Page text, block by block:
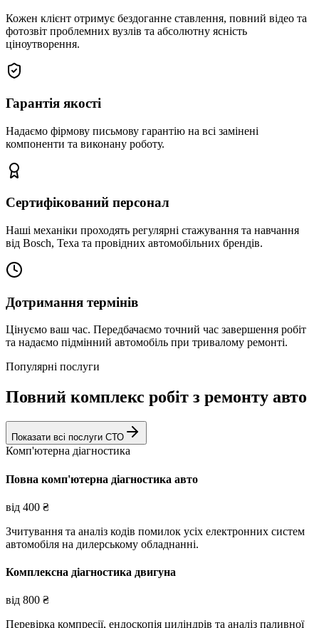
Кожен клієнт отримує бездоганне ставлення, повний відео та
фотозвіт проблемних вузлів та абсолютну ясність
ціноутворення.
Гарантія якості
Надаємо фірмову письмову гарантію на всі замінені
компоненти та виконану роботу.
Сертифікований персонал
Наші механіки проходять регулярні стажування та навчання
від Bosch, Texa та провідних автомобільних брендів.
Дотримання термінів
Цінуємо ваш час. Передбачаємо точний час завершення робіт
та надаємо підмінний автомобіль при тривалому ремонті.
Популярні послуги
Повний комплекс робіт з ремонту авто
Показати всі послуги СТО
Комп'ютерна діагностика
Повна комп'ютерна діагностика авто
від 400 ₴
Зчитування та аналіз кодів помилок усіх електронних систем
автомобіля на дилерському обладнанні.
Комплексна діагностика двигуна
від 800 ₴
Перевірка компресії, ендоскопія циліндрів та аналіз паливної